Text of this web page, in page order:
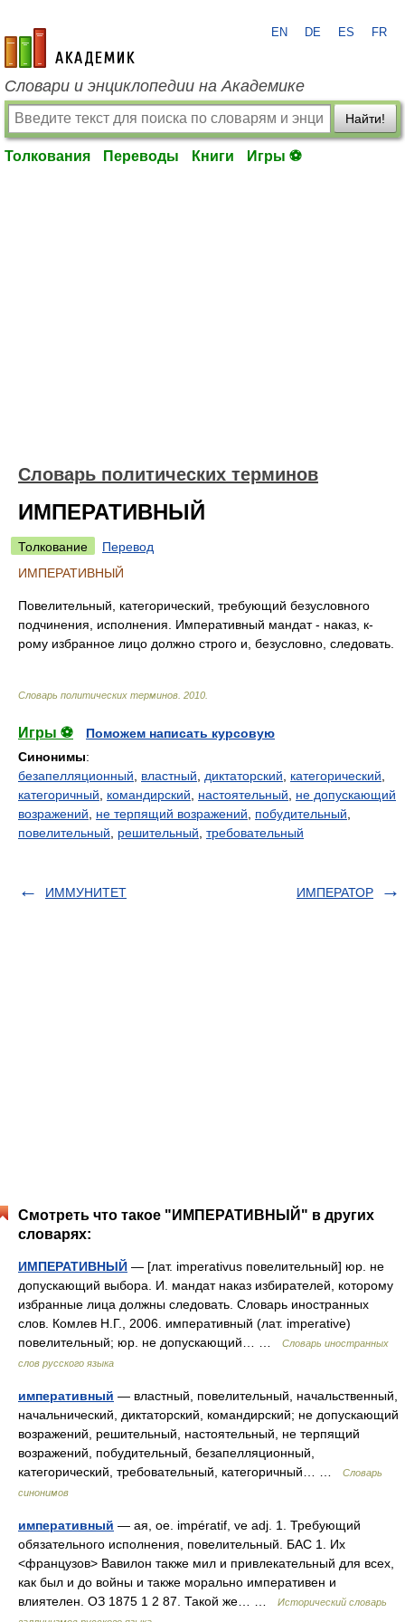
academic.ru
EN DE ES FR
Словари и энциклопедии на Академике
Найти!
Толкования Переводы Книги Игры ⚽
Словарь политических терминов
ИМПЕРАТИВНЫЙ
Толкование
Перевод
ИМПЕРАТИВНЫЙ
Повелительный, категорический, требующий безусловного
подчинения, исполнения. Императивный мандат - наказ, к-
рому избранное лицо должно строго и, безусловно, следовать.
Словарь политических терминов 2010
Игры ⚽
Поможем написать курсовую
Синонимы:
безапелляционный
властный диктаторский категорический
категоричный
командирский настоятельный
не допускающий
возражений
не терпящий возражений побудительный
повелительный
решительный требовательный
ИММУНИТЕТ ИМПЕРАТОР
Смотреть что такое "ИМПЕРАТИВНЫЙ" в других
словарях:
ИМПЕРАТИВНЫЙ — [лат. imperativus повелительный] юр. не
допускающий выбора. И. мандат наказ избирателей, которому
избранные лица должны следовать. Словарь иностранных
слов. Комлев Н.Г., 2006. императивный (лат. imperative)
повелительный; юр. не допускающий… …
Словарь иностранных
слов русского языка
императивный — властный, повелительный, начальственный,
начальнический, диктаторский, командирский; не допускающий
возражений, решительный, настоятельный, не терпящий
возражений, побудительный, безапелляционный,
категорический, требовательный, категоричный… …
Словарь
синонимов
императивный — ая, ое. impératif, ve adj. 1. Требующий
обязательного исполнения, повелительный. БАС 1. Их
<французов> Вавилон также мил и привлекательный для всех,
как был и до войны и также морально императивен и
влиятелен. ОЗ 1875 1 2 87. Такой же… …
Исторический словарь